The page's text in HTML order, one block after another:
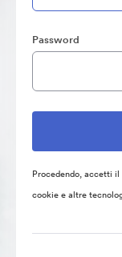
Password
Procedendo, accetti il
cookie e altre